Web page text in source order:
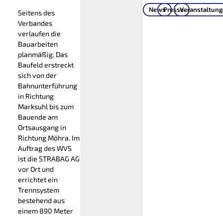
Seitens des
Verbandes
verlaufen die
Bauarbeiten
planmäßig. Das
Baufeld erstreckt
sich von der
Bahnunterführung
in Richtung
Marksuhl bis zum
Bauende am
Ortsausgang in
Richtung Möhra. Im
Auftrag des WVS
ist die STRABAG AG
vor Ort und
errichtet ein
Trennsystem
bestehend aus
einem 890 Meter
NewsPresse